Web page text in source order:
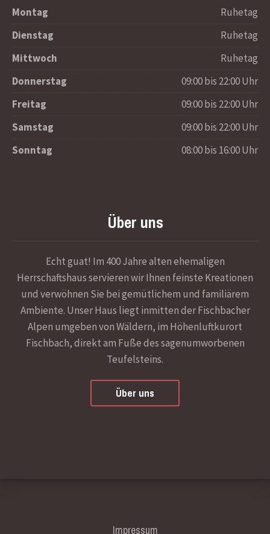
Montag
Ruhetag
Dienstag
Ruhetag
Mittwoch
Ruhetag
Donnerstag
09:00 bis 22:00 Uhr
Freitag
09:00 bis 22:00 Uhr
Samstag
09:00 bis 22:00 Uhr
Sonntag
08:00 bis 16:00 Uhr
Über uns
Echt guat! Im 400 Jahre alten ehemaligen
Herrschaftshaus servieren wir Ihnen feinste Kreationen
und verwöhnen Sie bei gemütlichem und familiärem
Ambiente. Unser Haus liegt inmitten der Fischbacher
Alpen umgeben von Wäldern, im Höhenluftkurort
Fischbach, direkt am Fuße des sagenumworbenen
Teufelsteins.
Über uns
Impressum